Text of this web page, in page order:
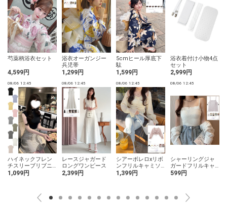
芍薬柄浴衣セット
4,599円
浴衣オーガンジー
兵児帯
1,299円
5cmヒール厚底下
駄
1,599円
浴衣着付け小物4点
セット
2,999円
08/06 12:45
ハイネックフレン
チスリーブリブニ
ットトップス
1,099円
08/06 12:45
レースジャガード
ロングワンピース
2,399円
08/06 12:45
シアーボレロxリボ
ンフリルキャミソ
ールアンサンブル
1,399円
08/06 12:45
シャーリングジャ
ガードフリルキャ
ミソール
599円